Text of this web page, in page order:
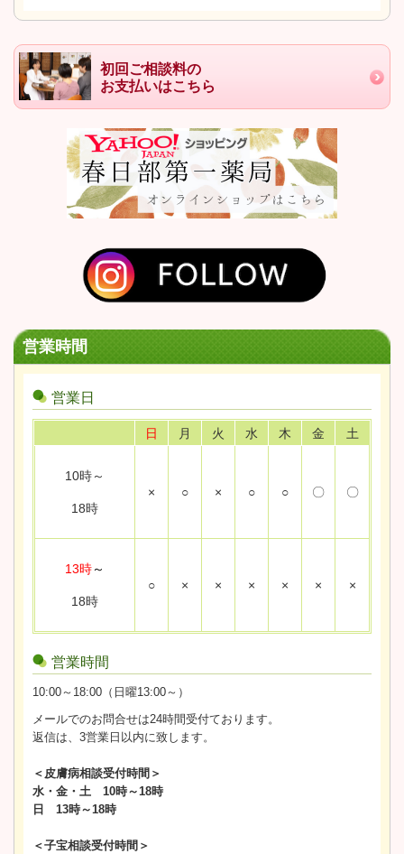
初回ご相談料の
お支払いはこちら
営業時間
営業日
日 月 火 水 木 金 土
10時～
18時
× ○ × ○ ○ 〇 〇
13時～
18時
○ × × × × × ×
営業時間
10:00～18:00（日曜13:00～）
メールでのお問合せは24時間受付ております。
返信は、3営業日以内に致します。
＜皮膚病相談受付時間＞
水・金・土 10時～18時
日 13時～18時
＜子宝相談受付時間＞